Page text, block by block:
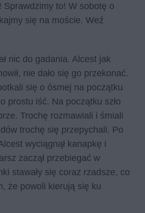
Sprawdzimy to! W sobotę o
się na moście. Weź
nic do gadania. Alcest jak
nie dało się go przekonać.
się o ósmej na początku
prostu iść. Na początku szło
Trochę rozmawiali i śmiali
trochę się przepychali. Po
wyciągnął kanapkę i
zaczął przebiegać w
stawały się coraz rzadsze, co
że powoli kierują się ku